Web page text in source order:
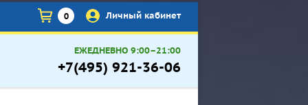
×
0 Личный кабинет
ЕЖЕДНЕВНО 9:00–21:00
+7(495) 921-36-06